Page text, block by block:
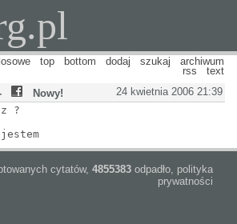
losowe top bottom dodaj szukaj
archiwum
rss
text
24 kwietnia 2006 21:39
Nowy!
?
cytatów, 4855383 odpadło, polityka
prywatności